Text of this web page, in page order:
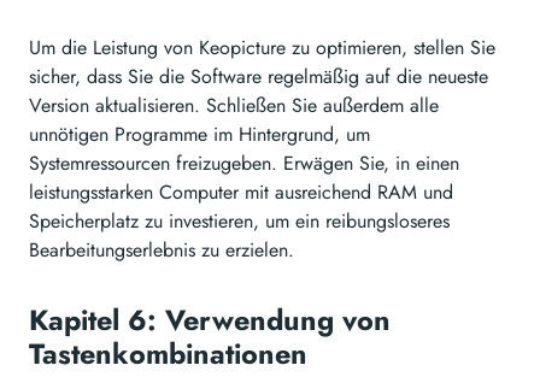
Um die Leistung von Keopicture zu optimieren, stellen Sie
sicher, dass Sie die Software regelmäßig auf die neueste
Version aktualisieren. Schließen Sie außerdem alle
unnötigen Programme im Hintergrund, um
Systemressourcen freizugeben. Erwägen Sie, in einen
leistungsstarken Computer mit ausreichend RAM und
Speicherplatz zu investieren, um ein reibungsloseres
Bearbeitungserlebnis zu erzielen.
Kapitel 6: Verwendung von
Tastenkombinationen